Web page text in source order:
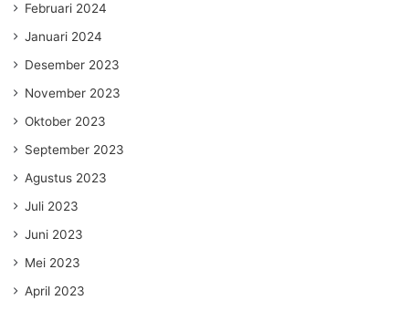
Februari 2024
Januari 2024
Desember 2023
November 2023
Oktober 2023
September 2023
Agustus 2023
Juli 2023
Juni 2023
Mei 2023
April 2023